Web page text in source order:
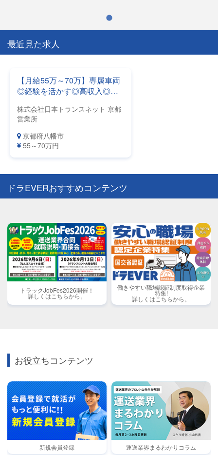
最近見た求人
【月給55万～70万】専属車両
◎経験を活かす◎高収入◎全
ネットで輸送のプロ集団に仲
間入り！今までよりちょっと
リッチな生活を手に入れませ
んか？
株式会社日本トランスネット 京都
営業所
京都府八幡市
55～70万円
ドラEVERおすすめコンテンツ
トラックJobFes2026開催！
詳しくはこちらから。
働きやすい職場認証制度取得企業
特集!
詳しくはこちらから。
お役立ちコンテンツ
新規会員登録 運送業界まるわかりコラム